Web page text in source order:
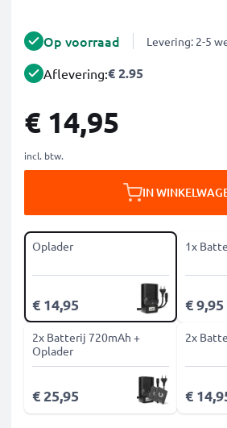
Op voorraad Levering: 2-5
Aflevering:€ 2.95
€ 14,95
incl. btw.
IN
Oplader
€ 14,95
1x
€ 9,95
2x Batterij 720mAh +
Oplader
€ 25,95
2x
€